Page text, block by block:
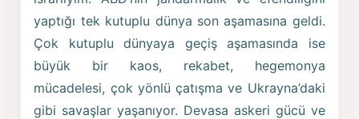
yaptığı tek kutuplu dünya son aşamasına geldi.
Çok kutuplu dünyaya geçiş aşamasında ise
büyük bir kaos, rekabet, hegemonya
mücadelesi, çok yönlü çatışma ve Ukrayna’daki
gibi savaşlar yaşanıyor. Devasa askeri gücü ve